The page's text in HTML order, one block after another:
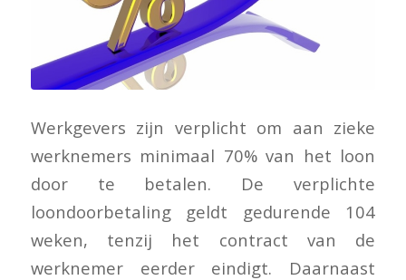
Werkgevers zijn verplicht om aan zieke
werknemers minimaal 70% van het loon
door te betalen. De verplichte
loondoorbetaling geldt gedurende 104
weken, tenzij het contract van de
werknemer eerder eindigt. Daarnaast